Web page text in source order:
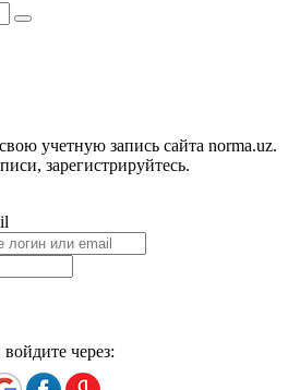
учетную запись сайта norma.uz.
зарегистрируйтесь.
через: